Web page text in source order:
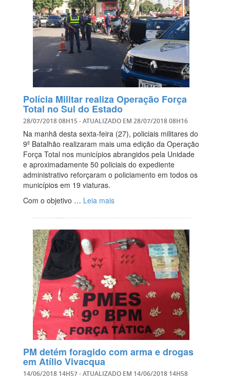
Polícia Militar realiza Operação Força
Total no Sul do Estado
28/07/2018 08H15- ATUALIZADO EM 28/07/2018 08H16
Na manhã desta sexta-feira (27), policiais militares do
9º Batalhão realizaram mais uma edição da Operação
Força Total nos municípios abrangidos pela Unidade
e aproximadamente 50 policiais do expediente
administrativo reforçaram o policiamento em todos os
municípios em 19 viaturas.
Com o objetivo … Leia mais
PM detém foragido com arma e drogas
em Atílio Vivacqua
14/06/2018 14H57- ATUALIZADO EM 14/06/2018 14H58